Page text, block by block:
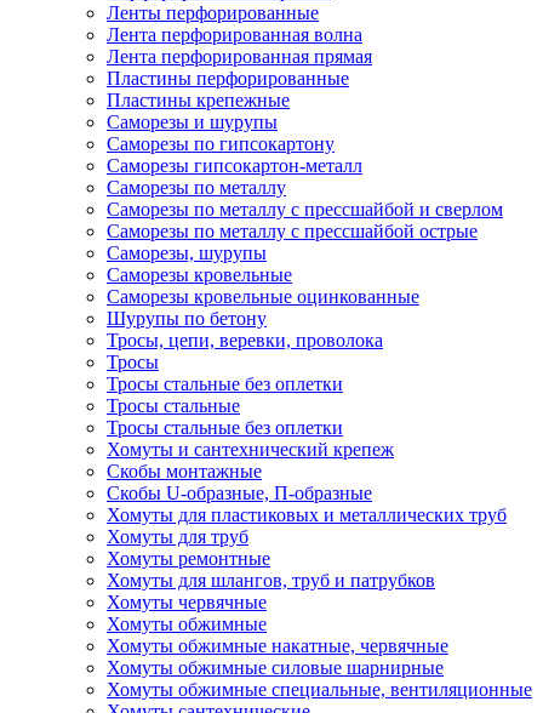
Ленты перфорированные
Лента перфорированная волна
Лента перфорированная прямая
Пластины перфорированные
Пластины крепежные
Саморезы и шурупы
Саморезы по гипсокартону
Саморезы гипсокартон-металл
Саморезы по металлу
Саморезы по металлу с прессшайбой и сверлом
Саморезы по металлу с прессшайбой острые
Саморезы, шурупы
Саморезы кровельные
Саморезы кровельные оцинкованные
Шурупы по бетону
Тросы, цепи, веревки, проволока
Тросы
Тросы стальные без оплетки
Тросы стальные
Тросы стальные без оплетки
Хомуты и сантехнический крепеж
Скобы монтажные
Скобы U-образные, П-образные
Хомуты для пластиковых и металлических труб
Хомуты для труб
Хомуты ремонтные
Хомуты для шлангов, труб и патрубков
Хомуты червячные
Хомуты обжимные
Хомуты обжимные накатные, червячные
Хомуты обжимные силовые шарнирные
Хомуты обжимные специальные, вентиляционные